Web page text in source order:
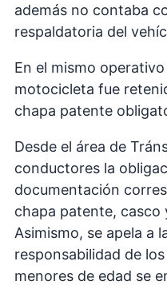
además no contaba
respaldatoria del
En el mismo
motocicleta fue
chapa patente
Desde el área de
conductores la
documentación
chapa patente, casco
Asimismo, se apela a
responsabilidad de
menores de edad se